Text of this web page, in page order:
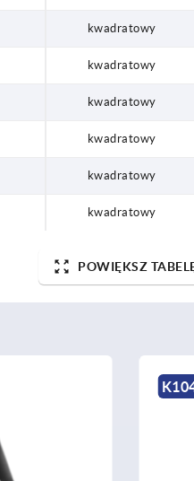
kwadratowy
kwadratowy
kwadratowy
kwadratowy
kwadratowy
kwadratowy
POWIĘKSZ